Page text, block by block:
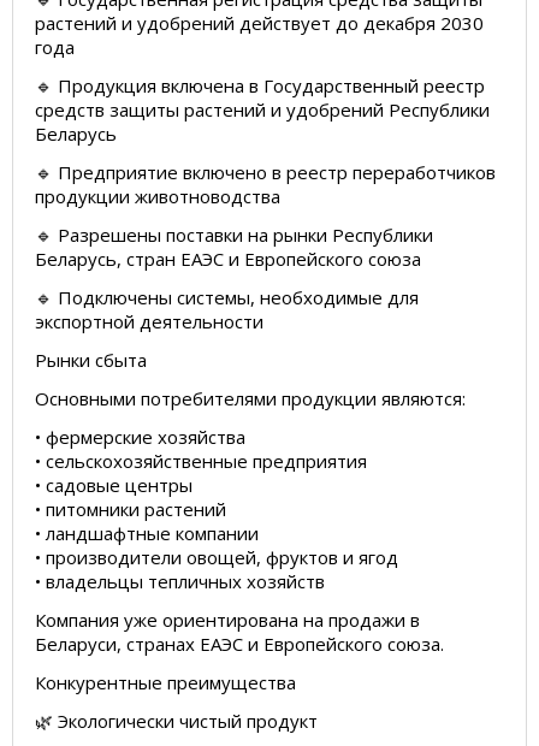
растений и удобрений действует до декабря 2030
года
🔹 Продукция включена в Государственный реестр
средств защиты растений и удобрений Республики
Беларусь
🔹 Предприятие включено в реестр переработчиков
продукции животноводства
🔹 Разрешены поставки на рынки Республики
Беларусь, стран ЕАЭС и Европейского союза
🔹 Подключены системы, необходимые для
экспортной деятельности
Рынки сбыта
Основными потребителями продукции являются:
• фермерские хозяйства
• сельскохозяйственные предприятия
• садовые центры
• питомники растений
• ландшафтные компании
• производители овощей, фруктов и ягод
• владельцы тепличных хозяйств
Компания уже ориентирована на продажи в
Беларуси, странах ЕАЭС и Европейского союза.
Конкурентные преимущества
🌿 Экологически чистый продукт